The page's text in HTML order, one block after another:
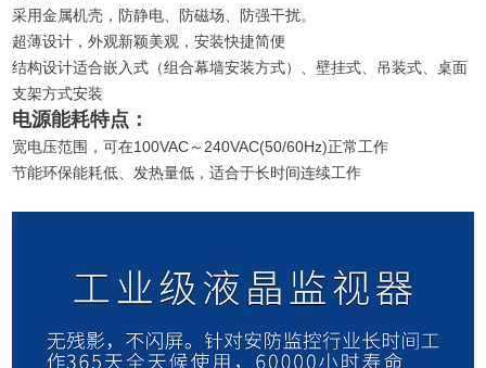
采用金属机壳，防静电、防磁场、防强干扰。
超薄设计，外观新颖美观，安装快捷简便
结构设计适合嵌入式（组合幕墙安装方式）、壁挂式、吊装式、桌面
支架方式安装
电源能耗特点：
宽电压范围，可在100VAC～240VAC(50/60Hz)正常工作
节能环保能耗低、发热量低，适合于长时间连续工作